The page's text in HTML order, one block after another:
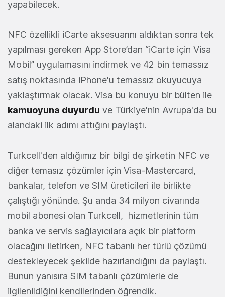
yapabilecek.
NFC özellikli iCarte aksesuarını aldıktan sonra tek
yapılması gereken App Store’dan “iCarte için Visa
Mobil” uygulamasını indirmek ve 42 bin temassız
satış noktasında iPhone'u temassız okuyucuya
yaklaştırmak olacak. Visa bu konuyu bir bülten ile
kamuoyuna duyurdu ve Türkiye'nin Avrupa'da bu
alandaki ilk adımı attığını paylaştı.
Turkcell'den aldığımız bir bilgi de şirketin NFC ve
diğer temasız çözümler için Visa-Mastercard,
bankalar, telefon ve SIM üreticileri ile birlikte
çalıştığı yönünde. Şu anda 34 milyon civarında
mobil abonesi olan Turkcell, hizmetlerinin tüm
banka ve servis sağlayıcılara açık bir platform
olacağını iletirken, NFC tabanlı her türlü çözümü
destekleyecek şekilde hazırlandığını da paylaştı.
Bunun yanısıra SIM tabanlı çözümlerle de
ilgilenildiğini kendilerinden öğrendik.